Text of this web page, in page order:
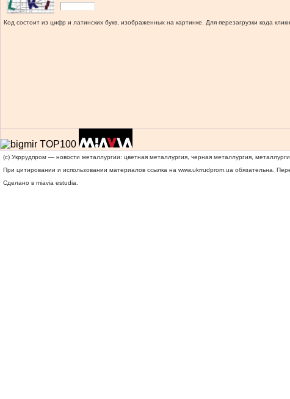
Код состоит из цифр и латинских букв, изображенных на картинке. Для перезагрузки кода
(c) Укррудпром — новости металлургии: цветная металлургия, черная металлургия,
При цитировании и использовании материалов ссылка на www.ukrrudprom.ua обязательна.
Сделано в miavia estudia.